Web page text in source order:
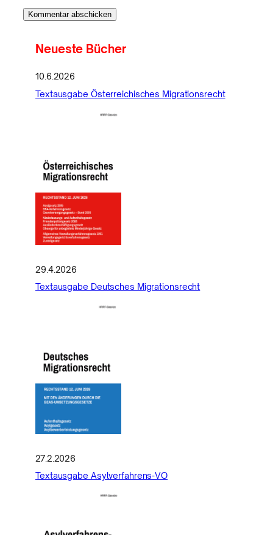
Neueste Bücher
10.6.2026
Textausgabe Österreichisches Migrationsrecht
29.4.2026
Textausgabe Deutsches Migrationsrecht
27.2.2026
Textausgabe Asylverfahrens-VO